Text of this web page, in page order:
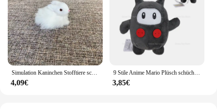
Simulation Kaninchen Stofftiere schöne lebensechte Kaninchen Simulation Tier puppe Plüsch tier Kinder Dekorationen Handwerk Geburtstags geschenk
4,09€
9 Stile Anime Mario Plüsch schüchternen Kerl Bob Omb Kamek großes Gift Piranha Pflanze Nabbit Goom bella Ninji Troopa Stofftiere Geschenke
3,85€